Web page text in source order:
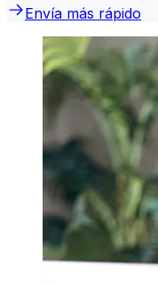
Envía más rápido